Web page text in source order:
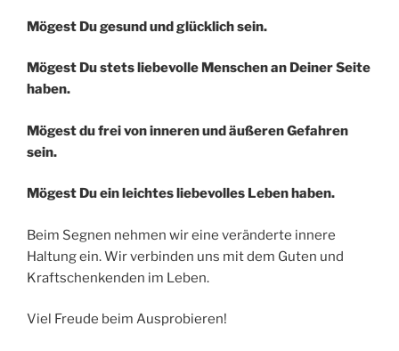
Mögest Du gesund und glücklich sein.
Mögest Du stets liebevolle Menschen an Deiner Seite
haben.
Mögest du frei von inneren und äußeren Gefahren
sein.
Mögest Du ein leichtes liebevolles Leben haben.
Beim Segnen nehmen wir eine veränderte innere
Haltung ein. Wir verbinden uns mit dem Guten und
Kraftschenkenden im Leben.
Viel Freude beim Ausprobieren!